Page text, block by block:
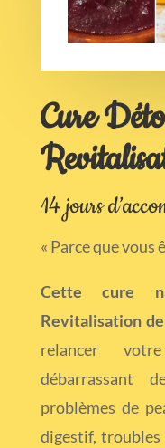
Cure
14 jours
« Parce que vous
Cette cure
Revitalisation
relancer
débarrassant
problèmes de
digestif,